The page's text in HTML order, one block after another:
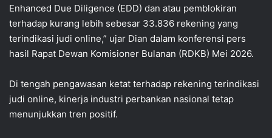
Enhanced Due Diligence (EDD) dan atau pemblokiran
terhadap kurang lebih sebesar 33.836 rekening yang
terindikasi judi online,” ujar Dian dalam konferensi pers
hasil Rapat Dewan Komisioner Bulanan (RDKB) Mei 2026.
Di tengah pengawasan ketat terhadap rekening terindikasi
judi online, kinerja industri perbankan nasional tetap
menunjukkan tren positif.